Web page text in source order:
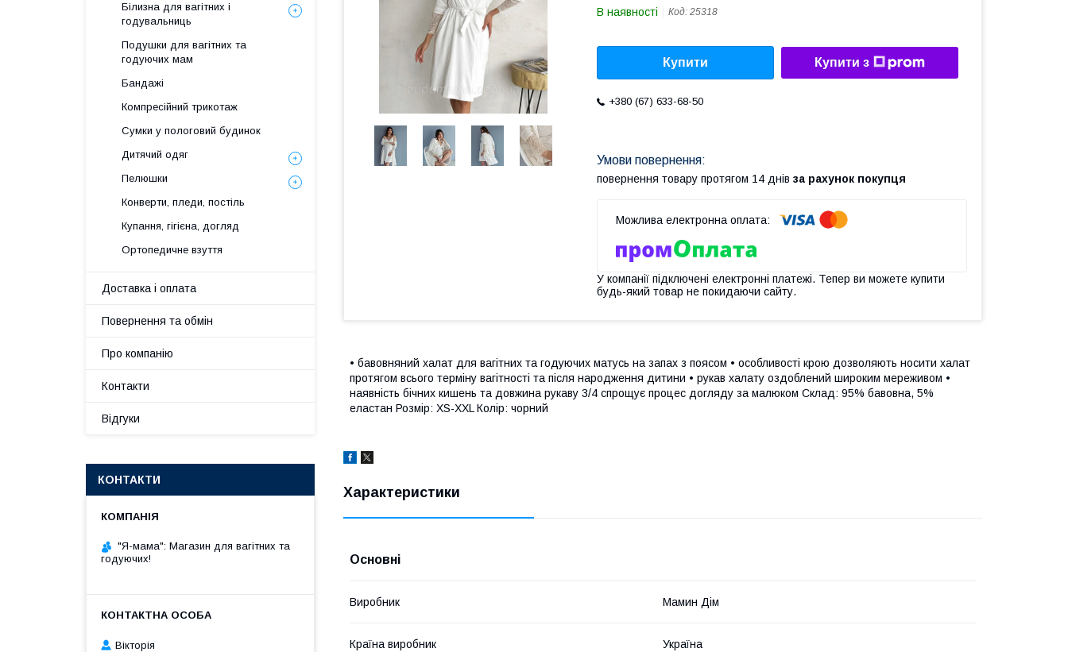
В наявності Код: 25318
Купити Купити з
+380 (67) 633-68-50
повернення товару протягом 14 днів за рахунок покупця
У компанії підключені електронні платежі. Тепер ви можете купити
будь-який товар не покидаючи сайту.
• бавовняний халат для вагітних та годуючих матусь на запах з поясом • особливості крою дозволяють носити халат
протягом всього терміну вагітності та після народження дитини • рукав халату оздоблений широким мереживом •
наявність бічних кишень та довжина рукаву 3/4 спрощує процес догляду за малюком Склад: 95% бавовна, 5%
еластан Розмір: XS-XXL Колір: чорний
Характеристики
Основні
Виробник Мамин Дім
Країна виробник Україна
Білизна для вагітних і
годувальниць
Подушки для вагітних та
годуючих мам
Бандажі
Компресійний трикотаж
Сумки у пологовий будинок
Дитячий одяг
Пелюшки
Конверти, пледи, постіль
Купання, гігієна, догляд
Ортопедичне взуття
Доставка і оплата
Повернення та обмін
Про компанію
Контакти
Відгуки
КОНТАКТИ
"Я-мама": Магазин для вагітних та
годуючих!
Вікторія